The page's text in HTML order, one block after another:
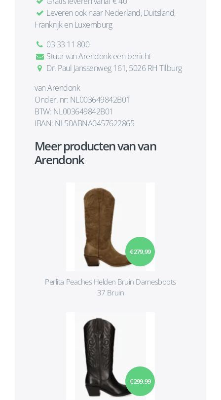
Leveren ook naar Nederland, Duitsland,
Frankrijk en Luxemburg
03 33 11 800
Stuur van Arendonk een bericht
Dr. Paul Janssenweg 161, 5026 RH Tilburg
van Arendonk
Onder. nr: NL003649842B01
BTW: NL003649842B01
IBAN: NL50ABNA0457622865
Meer producten van van
Arendonk
€ 279,99
Perlita Peaches Helden Bruin Damesboots
37 Bruin
€ 299,99